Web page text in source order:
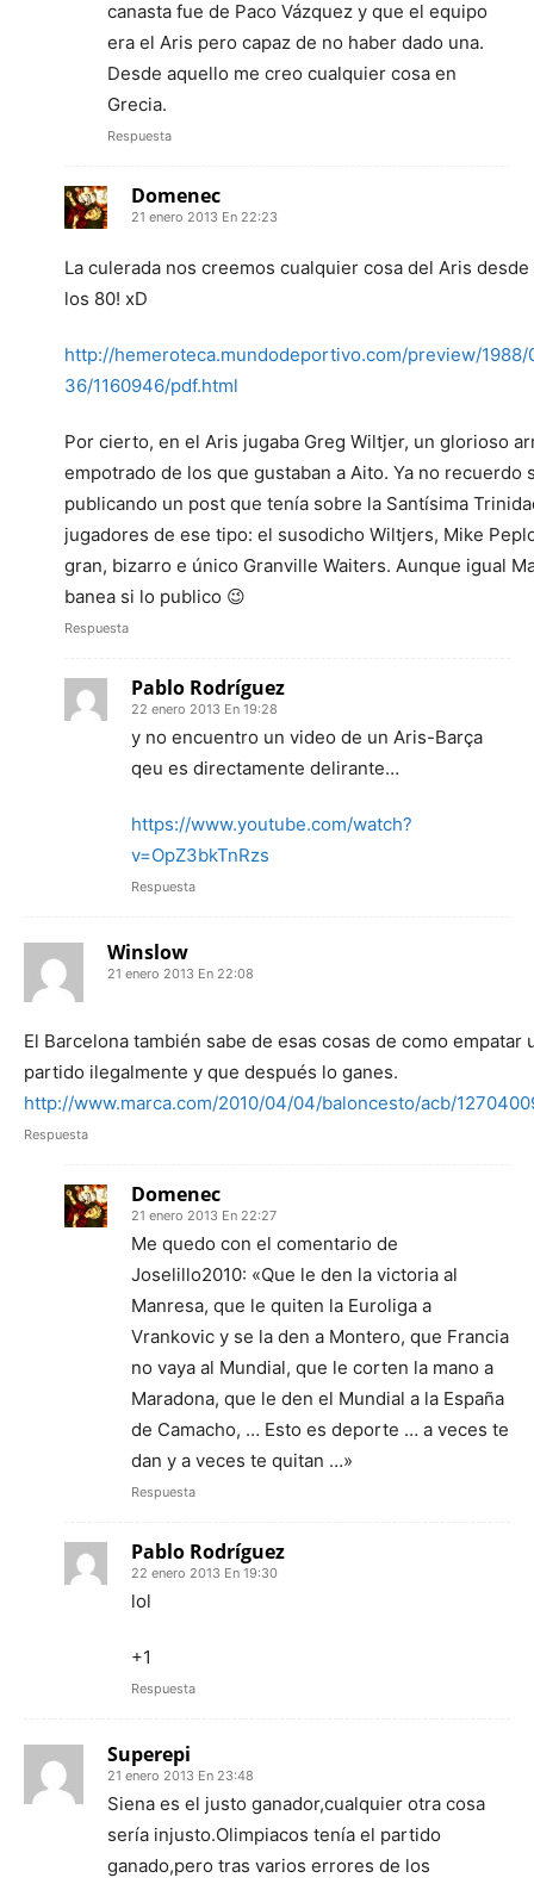
canasta fue de Paco Vázquez y que el equipo
era el Aris pero capaz de no haber dado una.
Desde aquello me creo cualquier cosa en
Grecia.
Respuesta
Domenec
21 enero 2013 En 22:23
La culerada nos creemos cualquier cosa del Aris
los 80! xD
http://hemeroteca.mundodeportivo.com/preview/1988/
36/1160946/pdf.html
Por cierto, en el Aris jugaba Greg Wiltjer, un glorioso
empotrado de los que gustaban a Aito. Ya no recuerdo
publicando un post que tenía sobre la Santísima
jugadores de ese tipo: el susodicho Wiltjers, Mike
gran, bizarro e único Granville Waiters. Aunque igual
banea si lo publico 😉
Respuesta
Pablo Rodríguez
22 enero 2013 En 19:28
y no encuentro un video de un Aris-Barça
qeu es directamente delirante…
https://www.youtube.com/watch?
v=OpZ3bkTnRzs
Respuesta
Winslow
21 enero 2013 En 22:08
El Barcelona también sabe de esas cosas de como empatar
partido ilegalmente y que después lo ganes.
http://www.marca.com/2010/04/04/baloncesto/acb/
Respuesta
Domenec
21 enero 2013 En 22:27
Me quedo con el comentario de
Joselillo2010: «Que le den la victoria al
Manresa, que le quiten la Euroliga a
Vrankovic y se la den a Montero, que Francia
no vaya al Mundial, que le corten la mano a
Maradona, que le den el Mundial a la España
de Camacho, … Esto es deporte … a veces te
dan y a veces te quitan …»
Respuesta
Pablo Rodríguez
22 enero 2013 En 19:30
lol
+1
Respuesta
Superepi
21 enero 2013 En 23:48
Siena es el justo ganador,cualquier otra cosa
sería injusto.Olimpiacos tenía el partido
ganado,pero tras varios errores de los